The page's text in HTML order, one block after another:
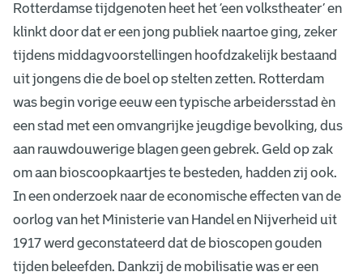
Rotterdamse tijdgenoten heet het ‘een volkstheater’ en
klinkt door dat er een jong publiek naartoe ging, zeker
tijdens middagvoorstellingen hoofdzakelijk bestaand
uit jongens die de boel op stelten zetten. Rotterdam
was begin vorige eeuw een typische arbeidersstad èn
een stad met een omvangrijke jeugdige bevolking, dus
aan rauwdouwerige blagen geen gebrek. Geld op zak
om aan bioscoopkaartjes te besteden, hadden zij ook.
In een onderzoek naar de economische effecten van de
oorlog van het Ministerie van Handel en Nijverheid uit
1917 werd geconstateerd dat de bioscopen gouden
tijden beleefden. Dankzij de mobilisatie was er een